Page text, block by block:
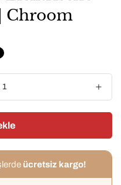
Chroom
ücretsiz kargo!